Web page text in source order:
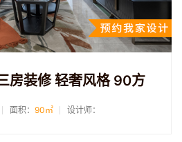
房装修 轻奢风格 90方
面积： 90㎡ 设计师：